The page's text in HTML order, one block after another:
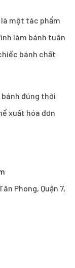
một tác phẩm
làm bánh tuân
bánh chất
đúng thời
xuất hóa đơn
Phong, Quận 7,